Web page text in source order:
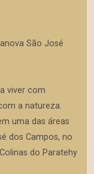
São José
viver com
a natureza.
uma das áreas
dos Campos, no
do Paratehy